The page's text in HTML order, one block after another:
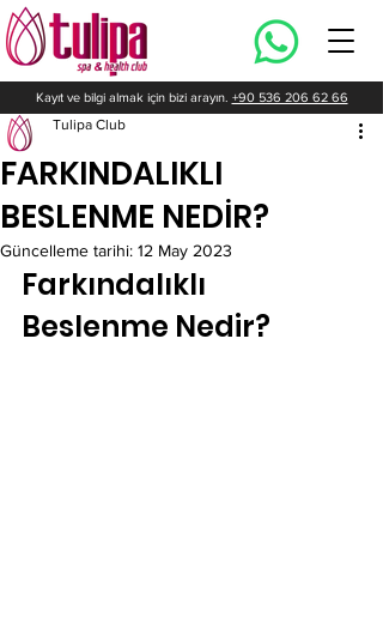
Kayıt ve bilgi almak için bizi arayın. +90 536 206 62 66
FARKINDALIKLI
BESLENME NEDİR?
Tulipa Club
Güncelleme tarihi: 12 May 2023
Farkındalıklı
Beslenme Nedir?